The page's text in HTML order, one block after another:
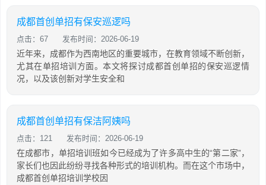
成都首创单招有保安巡逻吗
点击：67 发布时间：2026-06-19
近年来，成都作为西南地区的重要城市，在教育领域不断创新，
尤其在单招培训方面。本文将探讨成都首创单招的保安巡逻情
况，以及该创新对学生安全和
成都首创单招有保洁阿姨吗
点击：121 发布时间：2026-06-19
在成都市，单招培训班如今已经成为了许多高中生的“第二家”，
家长们也因此纷纷寻找各种形式的培训机构。而在这个市场中，
成都首创单招培训学校因